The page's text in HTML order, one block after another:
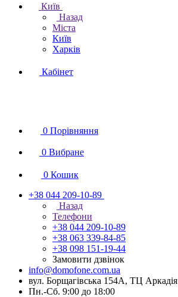
Київ
Назад
Міста
Київ
Харків
Кабінет
0 Порівняння
0 Вибране
0 Кошик
+38 044 209-10-89
Назад
Телефони
+38 044 209-10-89
+38 063 339-84-85
+38 098 151-19-44
Замовити дзвінок
info@domofone.com.ua
вул. Борщагівська 154А, ТЦ Аркадія
Пн.-Сб. 9:00 до 18:00